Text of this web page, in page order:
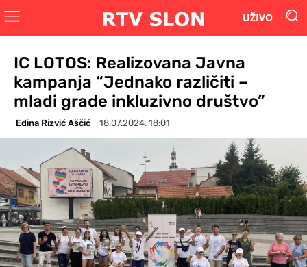
UŽIVO
IC LOTOS: Realizovana Javna
kampanja “Jednako različiti –
mladi grade inkluzivno društvo”
Edina Rizvić Aščić 18.07.2024. 18:01